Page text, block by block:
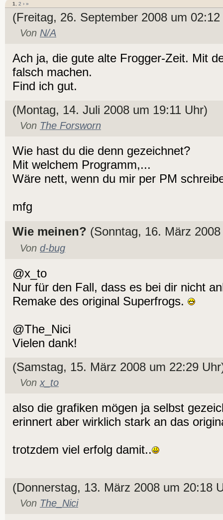
1 2 › »
(Freitag, 26. September 2008 um 02:12
Von N/A
Ach ja, die gute alte Frogger-Zeit. Mit
falsch machen.
Find ich gut.
(Montag, 14. Juli 2008 um 19:11 Uhr)
Von The Forsworn
Wie hast du die denn gezeichnet?
Mit welchem Programm,...
Wäre nett, wenn du mir per PM
mfg
Wie meinen? (Sonntag, 16. März
Von d-bug
@x_to
Nur für den Fall, dass es bei dir nicht
Remake des original Superfrogs.
@The_Nici
Vielen dank!
(Samstag, 15. März 2008 um 22:29
Von x_to
also die grafiken mögen ja selbst
erinnert aber wirklich stark an das
trotzdem viel erfolg damit..
(Donnerstag, 13. März 2008 um 20:18
Von The_Nici